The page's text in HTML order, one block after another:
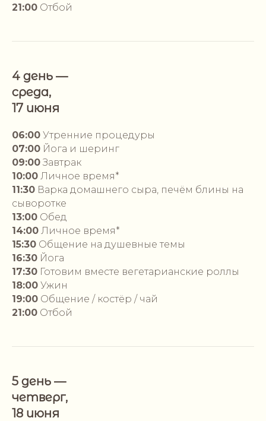
21:00 Отбой
4 день —
среда,
17 июня
06:00 Утренние процедуры
07:00 Йога и шеринг
09:00 Завтрак
10:00 Личное время*
11:30 Варка домашнего сыра, печём блины на
сыворотке
13:00 Обед
14:00 Личное время*
15:30 Общение на душевные темы
16:30 Йога
17:30 Готовим вместе вегетарианские роллы
18:00 Ужин
19:00 Общение / костёр / чай
21:00 Отбой
5 день —
четверг,
18 июня